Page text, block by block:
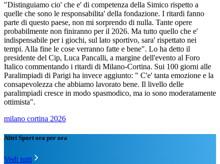
"Distinguiamo cio' che e' di competenza della Simico rispetto a
quelle che sono le responsabilita' della fondazione. I ritardi fanno
parte di questo paese, non mi sorprendo di nulla. Tante opere
probabilmente non finiranno per il 2026. Ma tutto quello che e'
indispensabile per i giochi, sul lato sportivo, sara' rispettato nei
tempi. Alla fine le cose verranno fatte e bene". Lo ha detto il
presidente del Cip, Luca Pancalli, a margine dell'evento al Foro
Italico commentando i ritardi di Milano-Cortina. Sui 100 giorni alle
Paralimpiadi di Parigi ha invece aggiunto: " C'e' tanta emozione e la
consapevolezza che abbiamo lavorato bene. Il livello delle
paralimpiadi cresce in modo spasmodico, ma io sono moderatamente
ottimista".
milano cortina 2026
Altri Sport ora per ora
Vedi tutti